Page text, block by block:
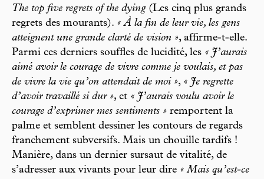
The top five regrets of the dying(Les cinq plus grands
regrets des mourants). « À la fin de leur vie, les gens
atteignent une grande clarté de vision », affirme-t-elle.
Parmi ces derniers souffles de lucidité, les « J’aurais
aimé avoir le courage de vivre comme je voulais, et pas
de vivre la vie qu’on attendait de moi », « Je regrette
d’avoir travaillé si dur », et « J’aurais voulu avoir le
courage d’exprimer mes sentiments » remportent la
palme et semblent dessiner les contours de regards
franchement subversifs. Mais un chouille tardifs !
Manière, dans un dernier sursaut de vitalité, de
s’adresser aux vivants pour leur dire « Mais qu’est-ce